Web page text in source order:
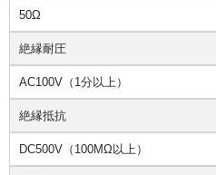
50Ω
絶縁耐圧
AC100V（1分以上）
絶縁抵抗
DC500V（100MΩ以上）